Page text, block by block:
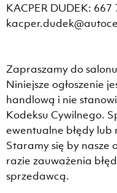
KACPER DUDEK:
Zapraszamy do
Niniejsze ogłoszenie
handlową i nie
Kodeksu Cywilnego.
ewentualne błędy lub
Staramy się by nasze
razie zauważenia
sprzedawcą.